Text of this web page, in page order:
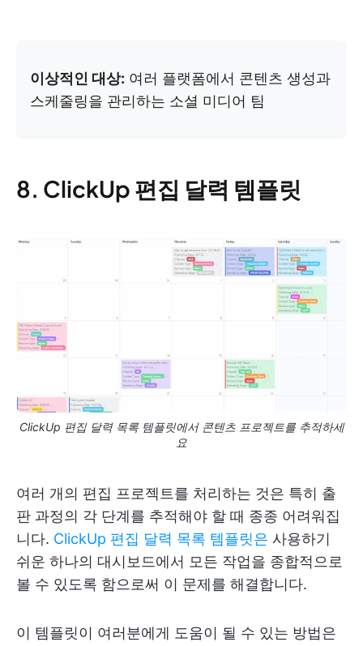
이상적인 대상: 여러 플랫폼에서 콘텐츠 생성과
스케줄링을 관리하는 소셜 미디어 팀
8. ClickUp 편집 달력 템플릿
ClickUp 편집 달력 목록 템플릿에서 콘텐츠 프로젝트를 추적하세
요
여러 개의 편집 프로젝트를 처리하는 것은 특히 출
판 과정의 각 단계를 추적해야 할 때 종종 어려워집
니다. ClickUp 편집 달력 목록 템플릿은 사용하기
쉬운 하나의 대시보드에서 모든 작업을 종합적으로
볼 수 있도록 함으로써 이 문제를 해결합니다.
이 템플릿이 여러분에게 도움이 될 수 있는 방법은